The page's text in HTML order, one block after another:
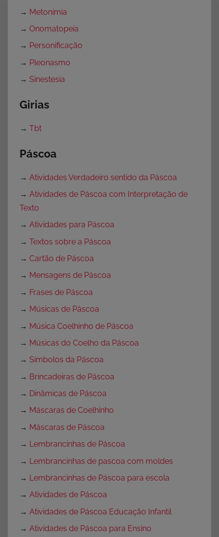
→ Metonímia
→ Onomatopeia
→ Personificação
→ Pleonasmo
→ Sinestesia
Girias
→ Tbt
Páscoa
→ Atividades Verdadeiro sentido da Páscoa
→ Atividades de Páscoa com Interpretação de
Texto
→ Atividades para Páscoa
→ Textos sobre a Páscoa
→ Cartão de Páscoa
→ Mensagens de Páscoa
→ Frases de Páscoa
→ Músicas de Páscoa
→ Música Coelhinho de Páscoa
→ Músicas do Coelho da Páscoa
→ Símbolos da Páscoa
→ Brincadeiras de Páscoa
→ Dinâmicas de Páscoa
→ Máscaras de Coelhinho
→ Máscaras de Páscoa
→ Lembrancinhas de Páscoa
→ Lembrancinhas de pascoa com moldes
→ Lembrancinhas de Páscoa para escola
→ Atividades de Páscoa
→ Atividades de Páscoa Educação Infantil
→ Atividades de Páscoa para Ensino